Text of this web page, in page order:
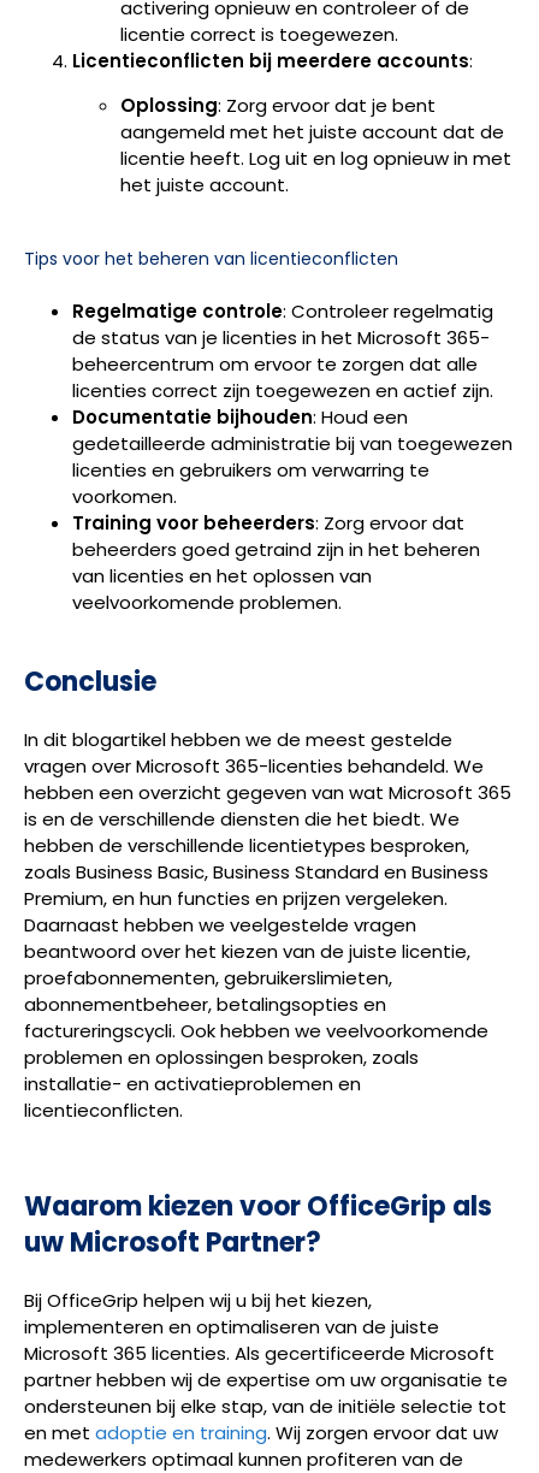
activering opnieuw en controleer of de
licentie correct is toegewezen.
Licentieconflicten bij meerdere accounts:
Oplossing: Zorg ervoor dat je bent
aangemeld met het juiste account dat de
licentie heeft. Log uit en log opnieuw in met
het juiste account.
Tips voor het beheren van licentieconflicten
Regelmatige controle: Controleer regelmatig
de status van je licenties in het Microsoft 365-
beheercentrum om ervoor te zorgen dat alle
licenties correct zijn toegewezen en actief zijn.
Documentatie bijhouden: Houd een
gedetailleerde administratie bij van toegewezen
licenties en gebruikers om verwarring te
voorkomen.
Training voor beheerders: Zorg ervoor dat
beheerders goed getraind zijn in het beheren
van licenties en het oplossen van
veelvoorkomende problemen.
Conclusie
In dit blogartikel hebben we de meest gestelde
vragen over Microsoft 365-licenties behandeld. We
hebben een overzicht gegeven van wat Microsoft 365
is en de verschillende diensten die het biedt. We
hebben de verschillende licentietypes besproken,
zoals Business Basic, Business Standard en Business
Premium, en hun functies en prijzen vergeleken.
Daarnaast hebben we veelgestelde vragen
beantwoord over het kiezen van de juiste licentie,
proefabonnementen, gebruikerslimieten,
abonnementbeheer, betalingsopties en
factureringscycli. Ook hebben we veelvoorkomende
problemen en oplossingen besproken, zoals
installatie- en activatieproblemen en
licentieconflicten.
Waarom kiezen voor OfficeGrip als
uw Microsoft Partner?
Bij OfficeGrip helpen wij u bij het kiezen,
implementeren en optimaliseren van de juiste
Microsoft 365 licenties. Als gecertificeerde Microsoft
partner hebben wij de expertise om uw organisatie te
ondersteunen bij elke stap, van de initiële selectie tot
en met adoptie en training. Wij zorgen ervoor dat uw
medewerkers optimaal kunnen profiteren van de